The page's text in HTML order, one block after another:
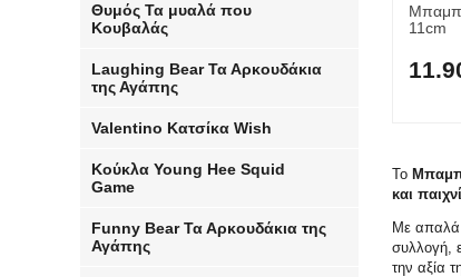
Το
και
Με απαλά
συλλογή,
την αξία
11cm
Θυμός Τα μυαλά που
Κουβαλάς
Laughing Bear​ Τα Αρκουδάκια
της Αγάπης
Valentino Κατσίκα Wish
Κούκλα Young Hee Squid
Game
Funny Bear​ Τα Αρκουδάκια της
Αγάπης